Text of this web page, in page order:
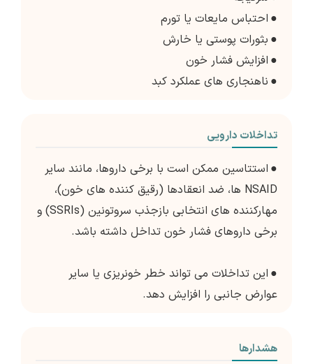
●احتباس مایعات یا تورم
●بثورات پوستی یا خارش
●افزایش فشار خون
●ناهنجاری های عملکرد کبد
تداخلات دارویی
●استتاسین ممکن است با برخی داروها، مانند سایر
NSAID ها، ضد انعقادها (رقیق کننده های خون)،
مهارکننده های انتخابی بازجذب سروتونین (SSRIs) و
برخی داروهای فشار خون تداخل داشته باشد.
●این تداخلات می تواند خطر خونریزی یا سایر
عوارض جانبی را افزایش دهد.
هشدارها